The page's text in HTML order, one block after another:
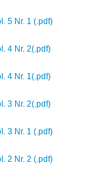
5 Nr. 1 (.pdf)
4 Nr. 2(.pdf)
4 Nr. 1(.pdf)
3 Nr. 2(.pdf)
3 Nr. 1 (.pdf)
2 Nr. 2 (.pdf)